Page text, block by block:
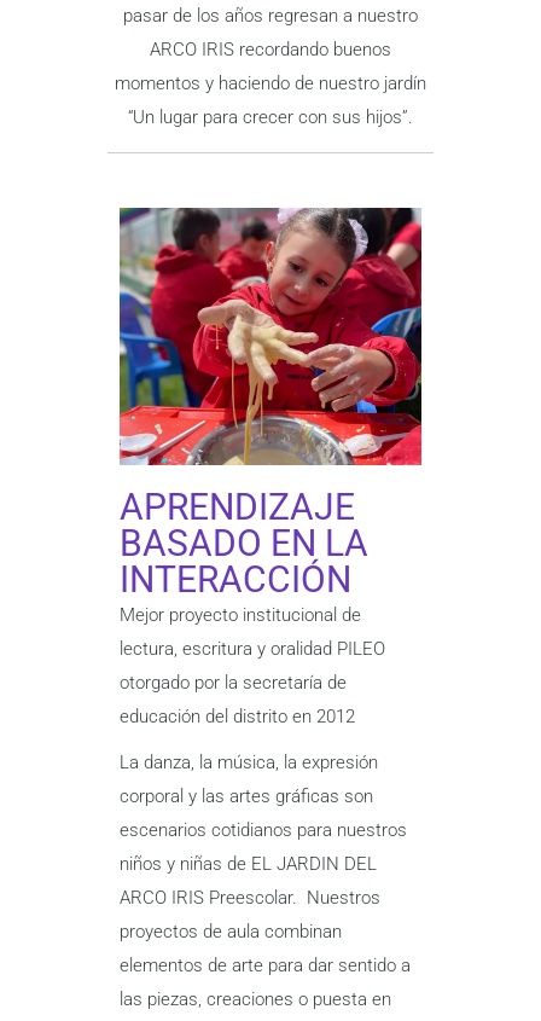
pasar de los años regresan a nuestro
ARCO IRIS recordando buenos
momentos y haciendo de nuestro jardín
“Un lugar para crecer con sus hijos”.
APRENDIZAJE
BASADO EN LA
INTERACCIÓN
Mejor proyecto institucional de
lectura, escritura y oralidad PILEO
otorgado por la secretaría de
educación del distrito en 2012
La danza, la música, la expresión
corporal y las artes gráficas son
escenarios cotidianos para nuestros
niños y niñas de EL JARDIN DEL
ARCO IRIS Preescolar. Nuestros
proyectos de aula combinan
elementos de arte para dar sentido a
las piezas, creaciones o puesta en